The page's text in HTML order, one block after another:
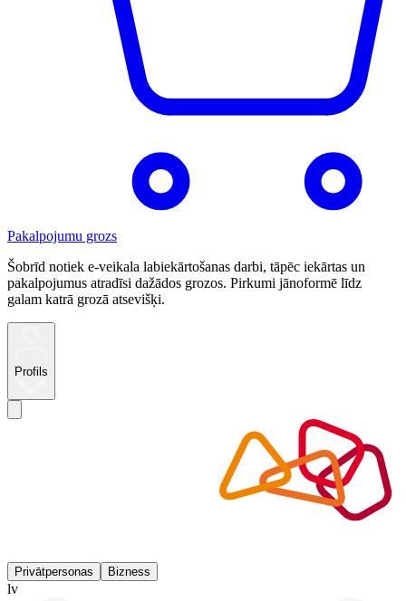
Pakalpojumu grozs
Šobrīd notiek e-veikala labiekārtošanas darbi, tāpēc iekārtas un
pakalpojumus atradīsi dažādos grozos. Pirkumi jānoformē līdz
galam katrā grozā atsevišķi.
Profils
Privātpersonas Bizness
lv